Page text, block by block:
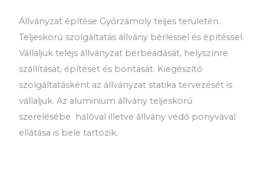
Állványzat építése Győrzámoly teljes területén.
Teljeskörű szolgáltatás állvány bérléssel és építéssel.
Vállaljuk telejs állványzat bérbeadását, helyszínre
szállítását, építését és bontását. Kiegészítő
szolgáltatásként az állványzat statika tervezését is
vállaljuk. Az aluminium állvány teljeskörű
szerelésébe hálóval illetve állvány védő ponyvával
ellátása is bele tartozik.